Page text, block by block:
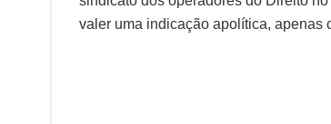
valer uma indicação apolítica, apenas